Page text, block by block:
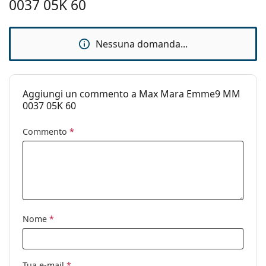
Accessori
Sesso:
Marca:
Max Mara
0037 05K 60
Nessuna domanda...
Aggiungi un commento a Max Mara Emme9 MM
0037 05K 60
Commento *
Nome *